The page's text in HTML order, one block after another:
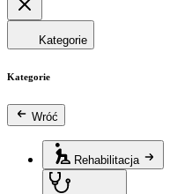
Kategorie
Kategorie
Wróć
Rehabilitacja